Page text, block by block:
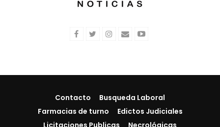
Contacto
Busqueda Laboral
Farmacias de turno
Edictos Judiciales
Licitaciones Publicas
Necrológicas